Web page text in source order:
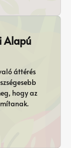
Alapú
áttérés
hogy az